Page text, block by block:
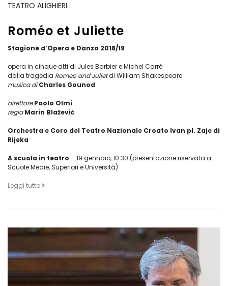
TEATRO ALIGHIERI
Roméo et Juliette
Stagione d’Opera e Danza 2018/19
opera in cinque atti di Jules Barbier e Michel Carré
dalla tragedia Romeo and Julietdi William Shakespeare
musica diCharles Gounod
direttorePaolo Olmi
regiaMarin Blažević
Orchestra e Coro del Teatro Nazionale Croato Ivan pl. Zajc di
Rijeka
A scuola in teatro – 19 gennaio, 10.30 (presentazione riservata a
Scuole Medie, Superiori e Università)
Leggi tutto